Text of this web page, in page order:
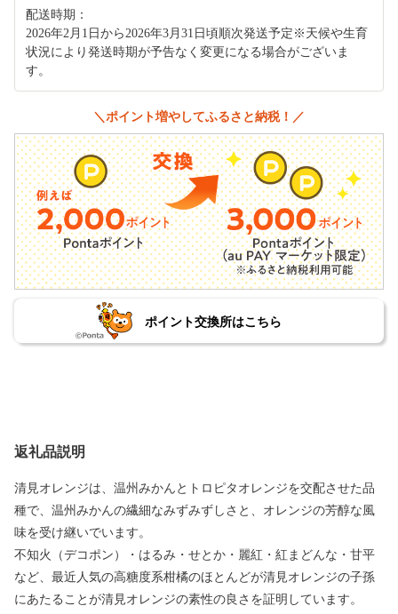
配送時期：
2026年2月1日から2026年3月31日頃順次発送予定※天候や生育
状況により発送時期が予告なく変更になる場合がございま
す。
＼ポイント増やしてふるさと納税！／
ポイント交換所はこちら
返礼品説明
清見オレンジは、温州みかんとトロピタオレンジを交配させた品
種で、温州みかんの繊細なみずみずしさと、オレンジの芳醇な風
味を受け継いでいます。
不知火（デコポン）・はるみ・せとか・麗紅・紅まどんな・甘平
など、最近人気の高糖度系柑橘のほとんどが清見オレンジの子孫
にあたることが清見オレンジの素性の良さを証明しています。